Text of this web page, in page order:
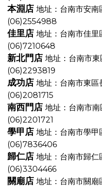
本淵店 地址：台南市安南
(06)2554988
佳里店 地址：台南市佳里
(06)7210648
新北門店 地址：台南市
(06)2293819
成功店 地址：台南市東區
(06)2081715
南西門店 地址：台南市
(06)2201721
學甲店 地址：台南市學甲
(06)7836406
歸仁店 地址：台南市歸
(06)3304466
關廟店 地址：台南市關